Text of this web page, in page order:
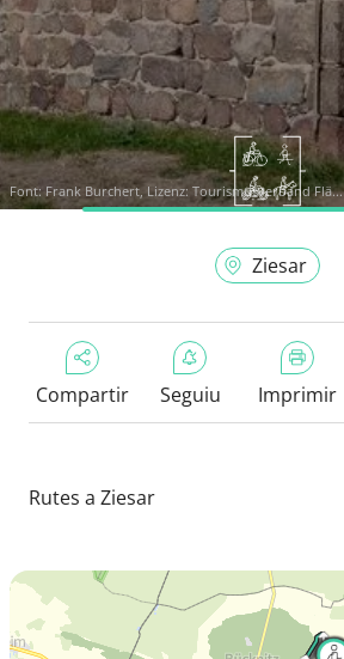
Font: Frank Burchert, Lizenz: Tourismusverband Flä...
Ziesar
Compartir Seguiu Imprimir
Rutes a Ziesar